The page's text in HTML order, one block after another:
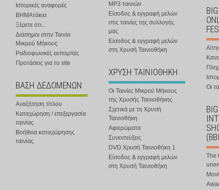
Ιστορικές αναφορές
ΒΗΜΑτάκια
Ξέρετε ότι...
Διάσημοι στην Ταινία
Μικρού Μήκους
Ραδιοφωνικές εκπομπές
Προτάσεις για το site
ΒΑΣΗ ΔΕΔΟΜΕΝΩΝ
Αναζήτηση τίτλου
Καταχώρηση / επεξεργασία
ταινίας
Βοήθεια καταχώρησης
ταινίας
MP3 ταινιών
Είσοδος & εγγραφή μελών
στις ταινίες της συλλογής
μας
Είσοδος & εγγραφή μελών
στη Χρυσή Ταινιοθήκη
ΧΡΥΣΗ ΤΑΙΝΙΟΘΗΚΗ
Οι Ταινίες Μικρού Μήκους
της Χρυσής Ταινιοθήκης
Σχετικά με τη Χρυσή
Ταινιοθήκη
Αφιερώματα
Συνεντεύξεις
DVD Χρυσή Ταινιοθήκη 1
Είσοδος & εγγραφή μελών
στη Χρυσή Ταινιοθήκη
Οι
The